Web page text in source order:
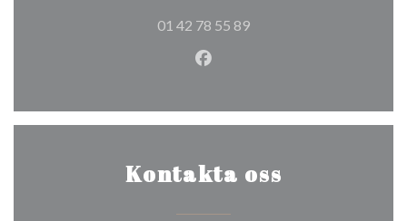
01 42 78 55 89
Facebook ((öppnas i ett
Kontakta oss